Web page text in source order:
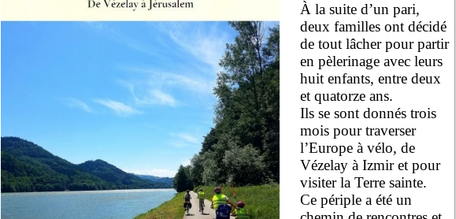
À la suite d’un pari,
deux familles ont décidé
de tout lâcher pour partir
en pèlerinage avec leurs
huit enfants, entre deux
et quatorze ans.
Ils se sont donnés trois
mois pour traverser
l’Europe à vélo, de
Vézelay à Izmir et pour
visiter la Terre sainte.
Ce périple a été un